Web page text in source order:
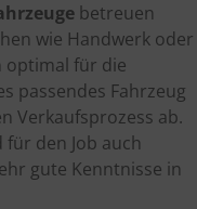
betreuen
wie Handwerk oder
optimal für die
passendes Fahrzeug
Verkaufsprozess ab.
den Job auch
gute Kenntnisse in